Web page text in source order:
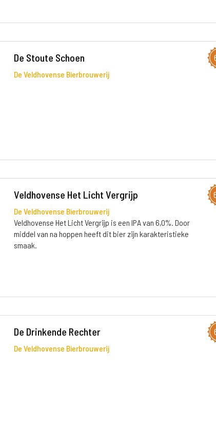
De Stoute Schoen
De Veldhovense Bierbrouwerij
Veldhovense Het Licht Vergrijp
De Veldhovense Bierbrouwerij
Veldhovense Het Licht Vergrijp is een IPA van 6,0%. Door
middel van na hoppen heeft dit bier zijn karakteristieke
smaak.
De Drinkende Rechter
De Veldhovense Bierbrouwerij